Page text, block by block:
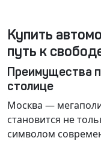
Купить
путь к
Преимущества
столице
Москва —
становится не
символом